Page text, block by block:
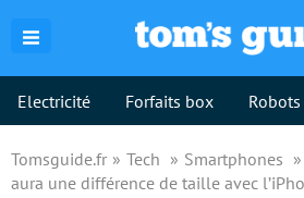
Electricité Forfaits box Robots
Tomsguide.fr Tech Smartphones
aura une différence de taille avec